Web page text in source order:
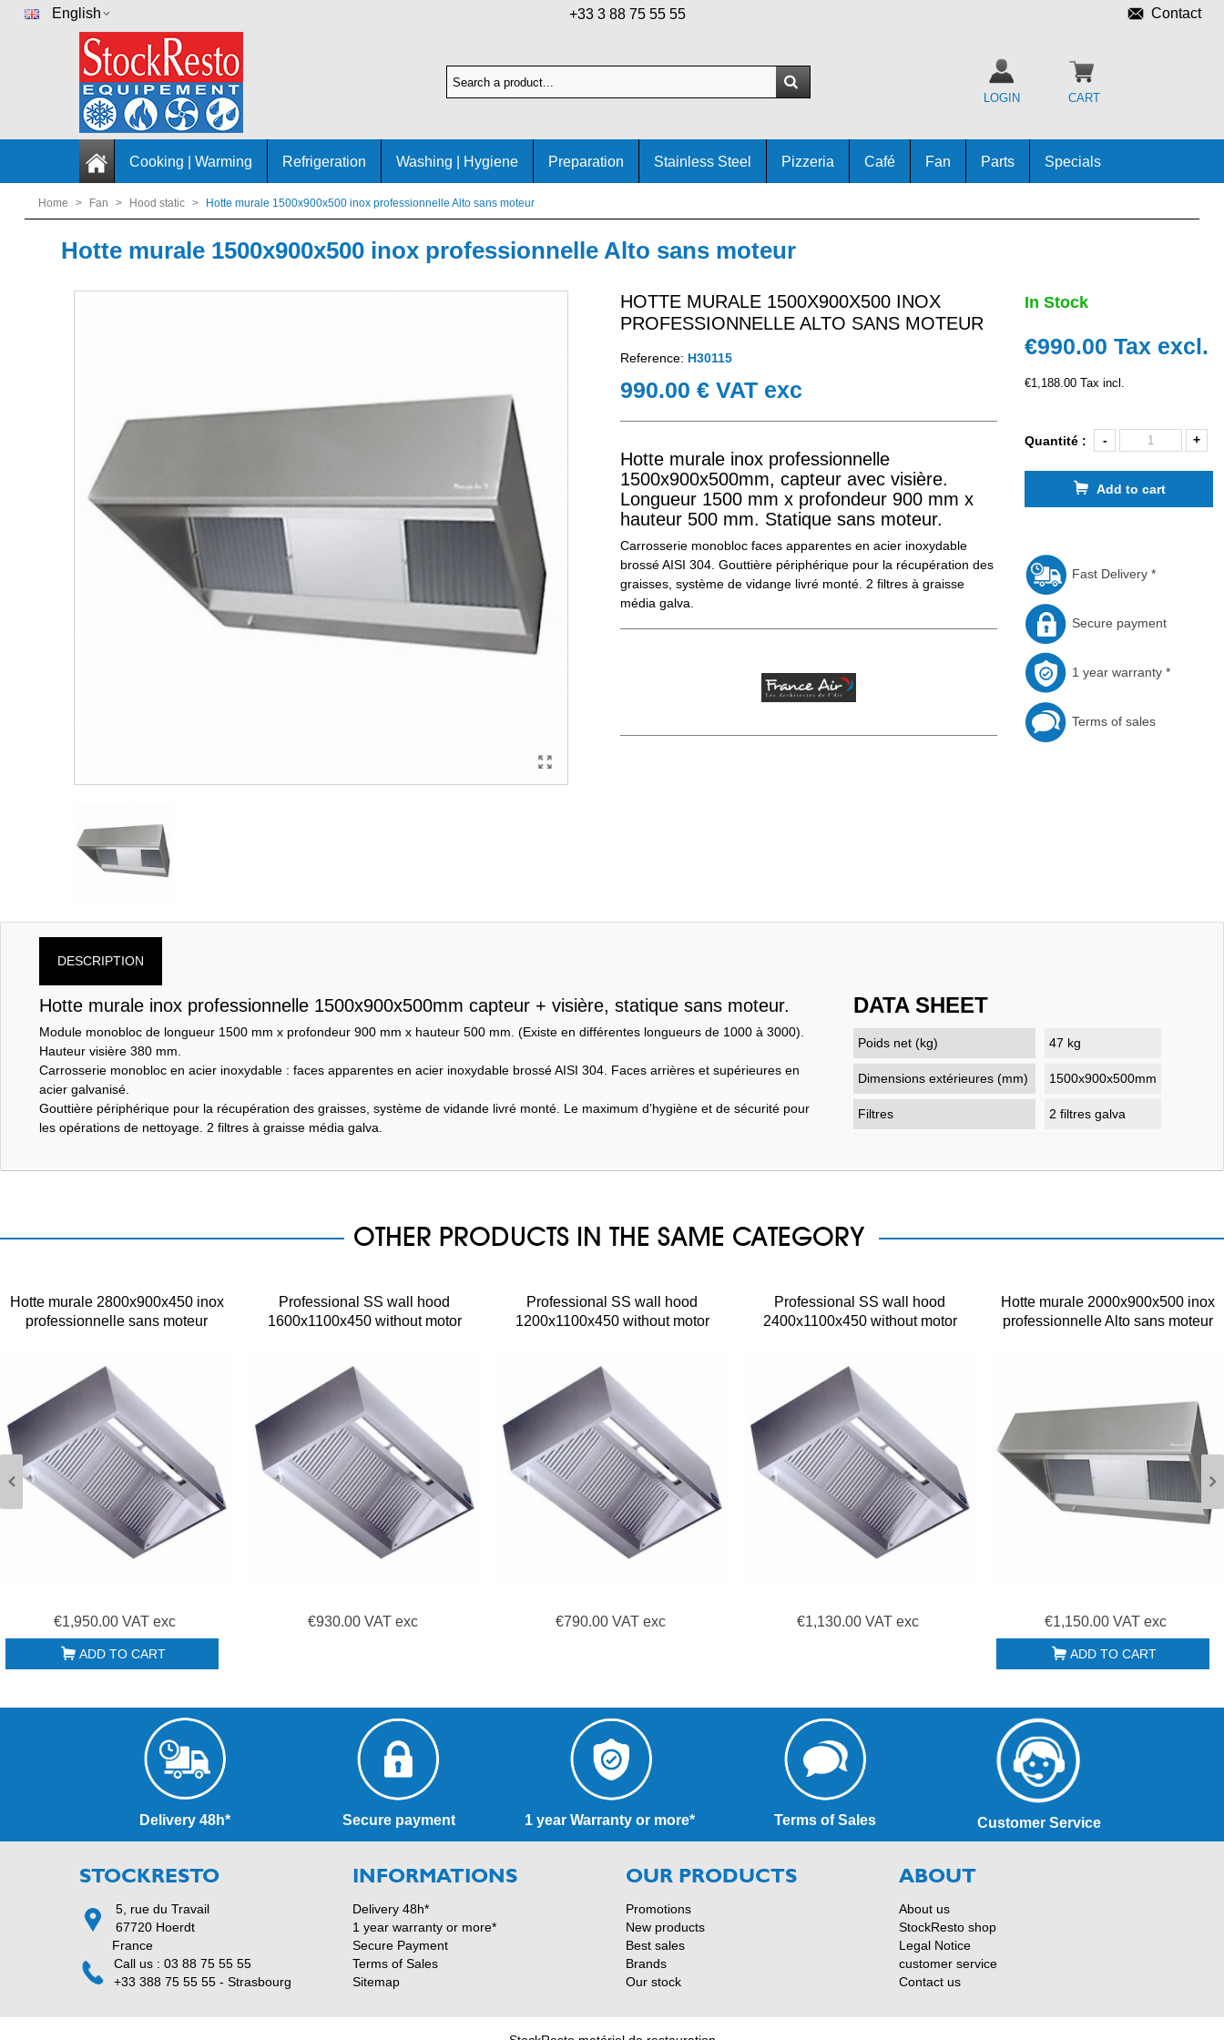
English +33 3 88 75 55 55 Contact
LOGIN CART
Cooking | Warming Refrigeration Washing | Hygiene Preparation Stainless Steel Pizzeria Café Fan Parts Specials
Home > Fan > Hood static > Hotte murale 1500x900x500 inox professionnelle Alto sans moteur
Hotte murale 1500x900x500 inox professionnelle Alto sans moteur
HOTTE MURALE 1500X900X500 INOX
PROFESSIONNELLE ALTO SANS MOTEUR
Reference: H30115
990.00 € VAT exc
Hotte murale inox professionnelle
1500x900x500mm, capteur avec visière.
Longueur 1500 mm x profondeur 900 mm x
hauteur 500 mm. Statique sans moteur.
Carrosserie monobloc faces apparentes en acier inoxydable
brossé AISI 304. Gouttière périphérique pour la récupération des
graisses, système de vidange livré monté. 2 filtres à graisse
média galva.
In Stock
€990.00Tax excl.
€1,188.00 Tax incl.
Quantité : - +
Add to cart
Fast Delivery *
Secure payment
1 year warranty *
Terms of sales
DESCRIPTION
Hotte murale inox professionnelle 1500x900x500mm capteur + visière, statique sans moteur.
Module monobloc de longueur 1500 mm x profondeur 900 mm x hauteur 500 mm. (Existe en différentes longueurs de 1000 à 3000).
Hauteur visière 380 mm.
Carrosserie monobloc en acier inoxydable : faces apparentes en acier inoxydable brossé AISI 304. Faces arrières et supérieures en
acier galvanisé.
Gouttière périphérique pour la récupération des graisses, système de vidande livré monté. Le maximum d’hygiène et de sécurité pour
les opérations de nettoyage. 2 filtres à graisse média galva.
DATA SHEET
Poids net (kg) 47 kg
Dimensions extérieures (mm) 1500x900x500mm
Filtres 2 filtres galva
OTHER PRODUCTS IN THE SAME CATEGORY
Hotte murale 2800x900x450 inox
professionnelle sans moteur
€1,950.00 VAT exc
ADD TO CART
Professional SS wall hood
1600x1100x450 without motor
€930.00 VAT exc
Professional SS wall hood
1200x1100x450 without motor
€790.00 VAT exc
Professional SS wall hood
2400x1100x450 without motor
€1,130.00 VAT exc
Hotte murale 2000x900x500 inox
professionnelle Alto sans moteur
€1,150.00 VAT exc
ADD TO CART
Delivery 48h* Secure payment 1 year Warranty or more* Terms of Sales Customer Service
STOCKRESTO
5, rue du Travail
67720 Hoerdt
France
Call us : 03 88 75 55 55
+33 388 75 55 55 - Strasbourg
INFORMATIONS
Delivery 48h*
1 year warranty or more*
Secure Payment
Terms of Sales
Sitemap
OUR PRODUCTS
Promotions
New products
Best sales
Brands
Our stock
ABOUT
About us
StockResto shop
Legal Notice
customer service
Contact us